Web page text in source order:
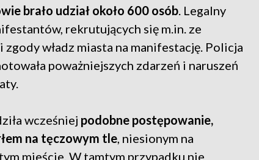
brało udział około 600 osób. Legalny
rekrutujących się m.in. ze
władz miasta na manifestację. Policja
poważniejszych zdarzeń i naruszeń
wcześniej podobne postępowanie,
na tęczowym tle, niesionym na
mieście. W tamtym przypadku nie